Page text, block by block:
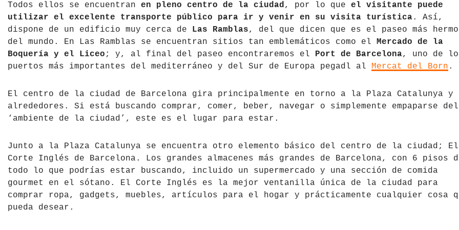
Vietnam
Islandia
Italia
Letonia
Macedonia del Norte
Noruega
País de Gales
Portugal
Polonia
Todos ellos se encuentran en pleno centro de la ciudad, por lo que el visitante puede
utilizar el excelente transporte público para ir y venir en su visita turística. Así,
dispone de un edificio muy cerca de Las Ramblas, del que dicen que es el paseo más
del mundo. En Las Ramblas se encuentran sitios tan emblemáticos como el Mercado de la
Boquería y el Liceo ; y, al final del paseo encontraremos el Port de Barcelona, uno de
puertos más importantes del mediterráneo y del Sur de Europa pegadl al Mercat del Born .
El centro de la ciudad de Barcelona gira principalmente en torno a la Plaza Catalunya y
alrededores. Si está buscando comprar, comer, beber, navegar o simplemente empaparse del
‘ambiente de la ciudad’, este es el lugar para estar.
Junto a la Plaza Catalunya se encuentra otro elemento básico del centro de la ciudad; El
Corte Inglés de Barcelona. Los grandes almacenes más grandes de Barcelona, ​​con 6 pisos
todo lo que podrías estar buscando, incluido un supermercado y una sección de comida
gourmet en el sótano. El Corte Inglés es la mejor ventanilla única de la ciudad para
comprar ropa, gadgets, muebles, artículos para el hogar y prácticamente cualquier cosa
pueda desear.